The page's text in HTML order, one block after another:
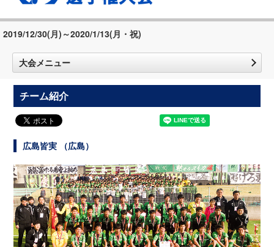
2019/12/30(月)～2020/1/13(月・祝)
大会メニュー
チーム紹介
広島皆実 （広島）